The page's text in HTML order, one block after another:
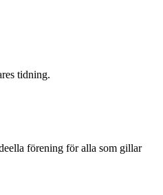
tidning.
förening för alla som gillar